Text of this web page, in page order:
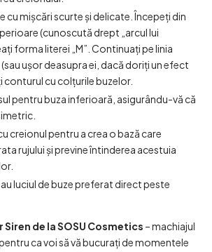
cu mișcări scurte și delicate. Începeți din
(cunoscută drept „arcul lui
forma literei „M”. Continuați pe linia
ușor deasupra ei, dacă doriți un efect
conturul cu colțurile buzelor.
pentru buza inferioară, asigurându-vă că
creionul pentru a crea o bază care
rujului și previne întinderea acestuia
luciul de buze preferat direct peste
Siren de la SOSU Cosmetics – machiajul
ca voi să vă bucurați de momentele